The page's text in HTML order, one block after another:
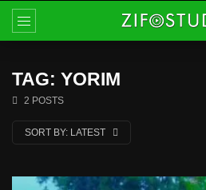
TAG: YORIM
2 POSTS
SORT BY: LATEST